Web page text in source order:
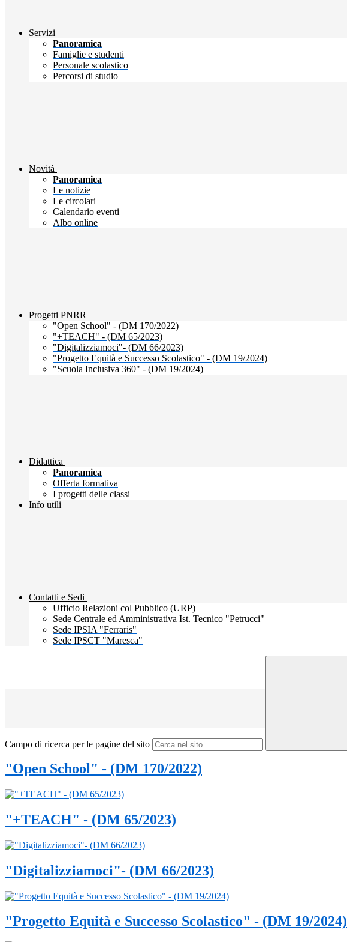
Servizi
Panoramica
Famiglie e studenti
Personale scolastico
Percorsi di studio
Novità
Panoramica
Le notizie
Le circolari
Calendario eventi
Albo online
Progetti PNRR
"Open School" - (DM 170/2022)
"+TEACH" - (DM 65/2023)
"Digitalizziamoci"- (DM 66/2023)
"Progetto Equità e Successo Scolastico" - (DM 19/2024)
"Scuola Inclusiva 360" - (DM 19/2024)
Didattica
Panoramica
Offerta formativa
I progetti delle classi
Info utili
Contatti e Sedi
Ufficio Relazioni col Pubblico (URP)
Sede Centrale ed Amministrativa Ist. Tecnico "Petrucci"
Sede IPSIA "Ferraris"
Sede IPSCT "Maresca"
Campo di ricerca per le pagine del sito
"Open School" - (DM 170/2022)
"+TEACH" - (DM 65/2023)
"Digitalizziamoci"- (DM 66/2023)
"Progetto Equità e Successo Scolastico" - (DM 19/2024)